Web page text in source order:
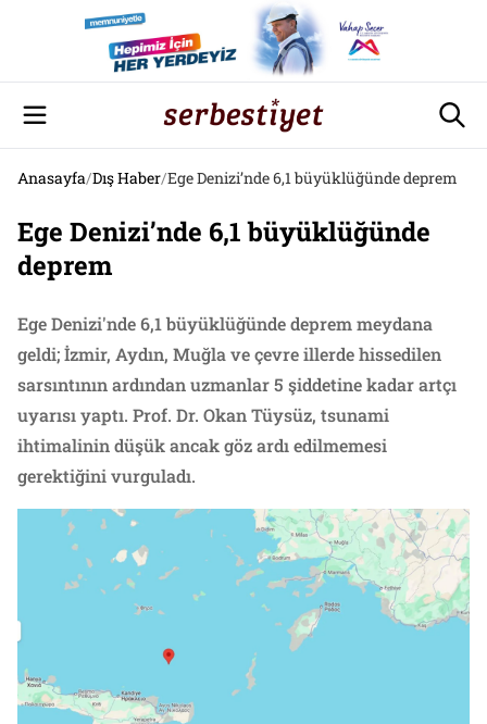
Anasayfa/Dış Haber/Ege Denizi’nde 6,1 büyüklüğünde deprem
Ege Denizi’nde 6,1 büyüklüğünde
deprem
Ege Denizi'nde 6,1 büyüklüğünde deprem meydana
geldi; İzmir, Aydın, Muğla ve çevre illerde hissedilen
sarsıntının ardından uzmanlar 5 şiddetine kadar artçı
uyarısı yaptı. Prof. Dr. Okan Tüysüz, tsunami
ihtimalinin düşük ancak göz ardı edilmemesi
gerektiğini vurguladı.